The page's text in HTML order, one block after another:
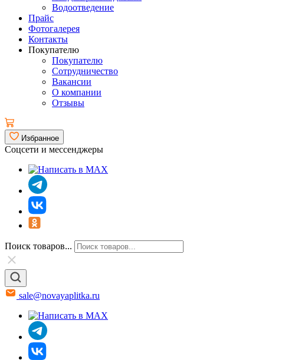
Водоотведение
Прайс
Фотогалерея
Контакты
Покупателю
Покупателю
Сотрудничество
Вакансии
О компании
Отзывы
Избранное
Соцсети и мессенджеры
Поиск товаров...
sale@novayaplitka.ru